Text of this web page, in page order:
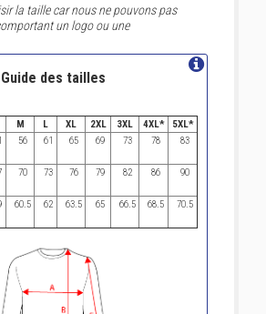
la taille car nous ne pouvons pas
un logo ou une
Guide des tailles
M L XL 2XL 3XL 4XL*
5XL*
56 61 65 69 73 78 83
70 73 76 79 82 86 90
60.5 62 63.5 65 66.5 68.5 70.5